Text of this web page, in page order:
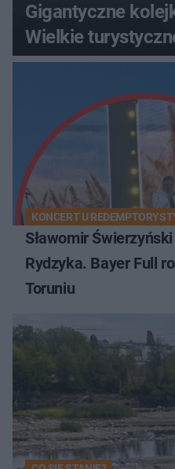
Gigantyczne
Wielkie
KONCERT U
Sławomir
Rydzyka. Bayer Full
Toruniu